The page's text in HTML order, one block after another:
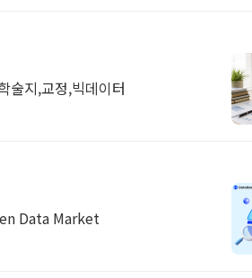
술지,교정,빅데이터
Data Market